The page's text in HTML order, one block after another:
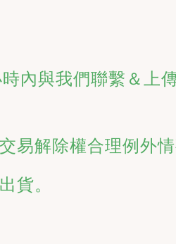
內與我們聯繫＆上
解除權合理例外
貨。